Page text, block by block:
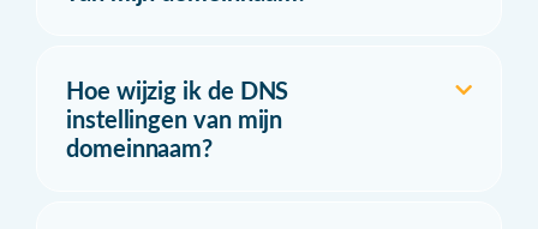
Hoe wijzig ik de DNS
instellingen van mijn
domeinnaam?